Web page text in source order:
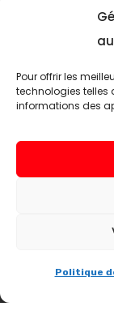
Pour offrir les
technologies telles
informations des
Politique